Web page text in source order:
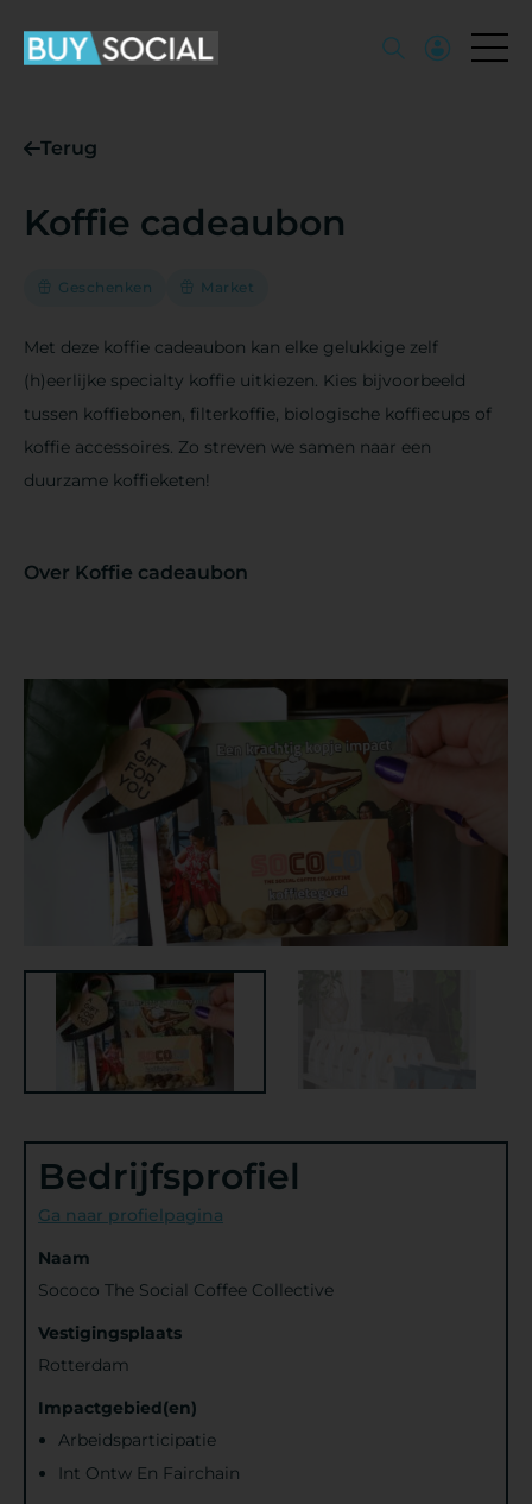
Terug
Koffie cadeaubon
Geschenken Market
Met deze koffie cadeaubon kan elke gelukkige zelf
(h)eerlijke specialty koffie uitkiezen. Kies bijvoorbeeld
tussen koffiebonen, filterkoffie, biologische koffiecups of
koffie accessoires. Zo streven we samen naar een
duurzame koffieketen!
Over Koffie cadeaubon
Bedrijfsprofiel
Ga naar profielpagina
Naam
Sococo The Social Coffee Collective
Vestigingsplaats
Rotterdam
Impactgebied(en)
Arbeidsparticipatie
Int Ontw En Fairchain